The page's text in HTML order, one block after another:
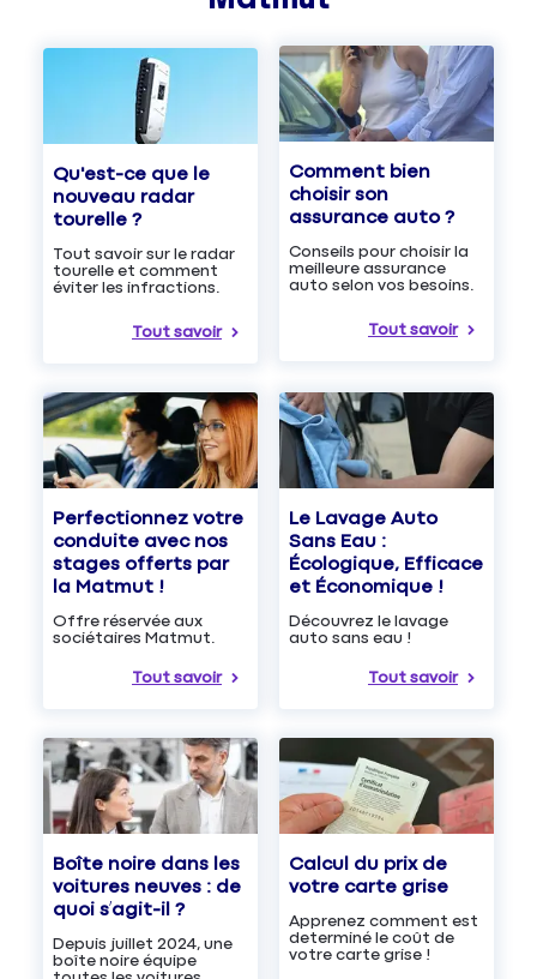
Qu'est-ce que le
nouveau radar
tourelle ?
Tout savoir sur le radar
tourelle et comment
éviter les infractions.
Tout savoir
Comment bien
choisir son
assurance auto ?
Conseils pour choisir la
meilleure assurance
auto selon vos besoins.
Tout savoir
Perfectionnez votre
conduite avec nos
stages offerts par
la Matmut !
Offre réservée aux
sociétaires Matmut.
Tout savoir
Le Lavage Auto
Sans Eau :
Écologique, Efficace
et Économique !
Découvrez le lavage
auto sans eau !
Tout savoir
Boîte noire dans les
voitures neuves : de
quoi s’agit-il ?
Depuis juillet 2024, une
boîte noire équipe
Calcul du prix de
votre carte grise
Apprenez comment est
determiné le coût de
votre carte grise !